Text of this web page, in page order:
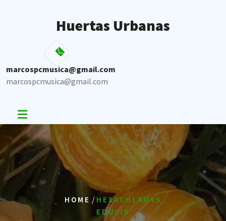
Huertas Urbanas
marcospcmusica@gmail.com
marcospcmusica@gmail.com
HOME / HEXACHLAMYS
EDULIS